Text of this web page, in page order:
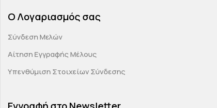
Ο Λογαριασμός σας
Σύνδεση Μελών
Αίτηση Εγγραφής Μέλους
Υπενθύμιση Στοιχείων Σύνδεσης